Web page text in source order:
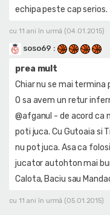
echipa peste cap serios.
cu 11 ani în urmă (04.01.2015)
soso69 :
prea mult
Chiar nu se mai termina
O sa avem un retur
@afganul - de acord ca
poti juca. Cu Gutoaia si
nu pot juca. Asa ca
jucator autohton mai
Calota, Baciu sau
cu 11 ani în urmă (05.01.2015)